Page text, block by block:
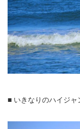
■ いきなりのハイジャ